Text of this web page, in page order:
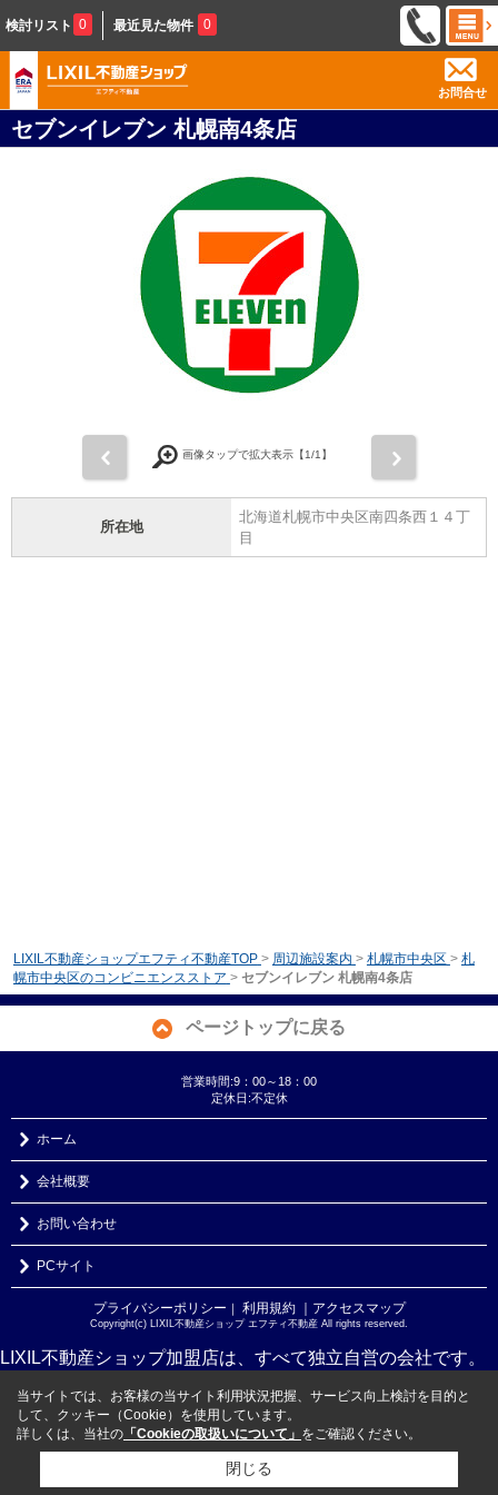
検討リスト 0 最近見た物件 0
お問合せ
セブンイレブン 札幌南4条店
画像タップで拡大表示【1/1】
所在地
北海道札幌市中央区南四条西１４丁
目
LIXIL不動産ショップエフティ不動産TOP > 周辺施設案内 > 札幌市中央区 > 札
幌市中央区のコンビニエンスストア > セブンイレブン 札幌南4条店
ページトップに戻る
営業時間:9：00～18：00
定休日:不定休
ホーム
会社概要
お問い合わせ
PCサイト
プライバシーポリシー ｜ 利用規約 ｜アクセスマップ
Copyright(c) LIXIL不動産ショップ エフティ不動産 All rights reserved.
LIXIL不動産ショップ加盟店は、すべて独立自営の会社です。
当サイトでは、お客様の当サイト利用状況把握、サービス向上検討を目的と
して、クッキー（Cookie）を使用しています。
詳しくは、当社の 「Cookieの取扱いについて」 をご確認ください。
閉じる